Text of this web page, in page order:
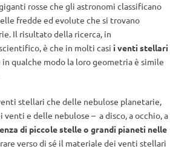
rosse che gli astronomi classificano
fredde ed evolute che si trovano
Il risultato della ricerca, in
è che in molti casi i venti stellari
in qualche modo la loro geometria è simile
stellari che delle nebulose planetarie,
e delle nebulose – a disco, a occhio, a
di piccole stelle o grandi pianeti nelle
verso di sé il materiale dei venti stellari